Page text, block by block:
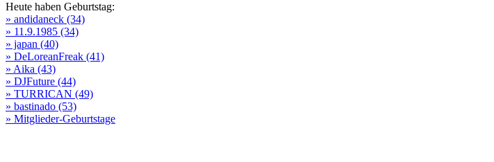
Heute haben Geburtstag:
» andidaneck (34)
» 11.9.1985 (34)
» japan (40)
» DeLoreanFreak (41)
» Aika (43)
» DJFuture (44)
» TURRICAN (49)
» bastinado (53)
» Mitglieder-Geburtstage